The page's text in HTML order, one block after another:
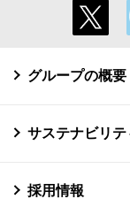
グループの概要
サステナビリテ
採用情報